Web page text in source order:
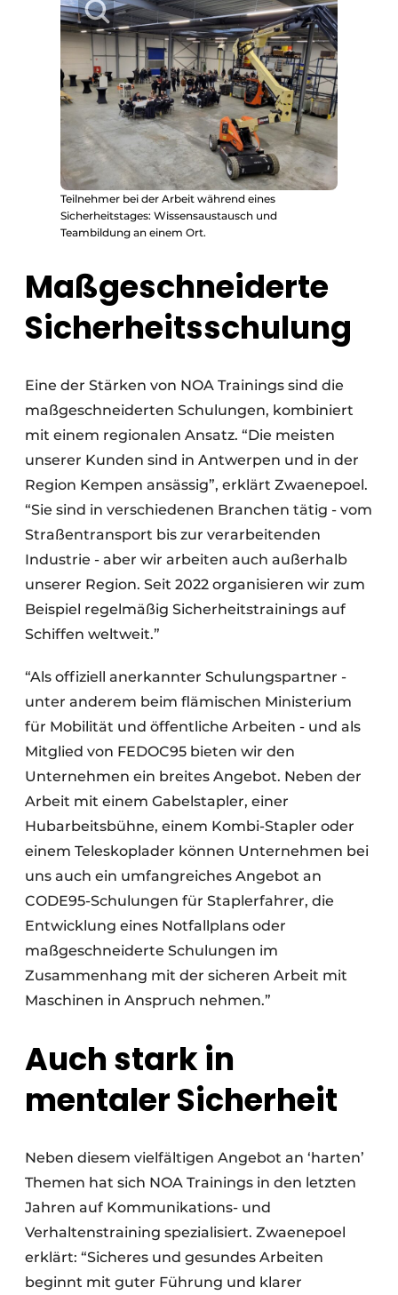
Teilnehmer bei der Arbeit während eines
Sicherheitstages: Wissensaustausch und
Teambildung an einem Ort.
Maßgeschneiderte
Sicherheitsschulung
Eine der Stärken von NOA Trainings sind die
maßgeschneiderten Schulungen, kombiniert
mit einem regionalen Ansatz. “Die meisten
unserer Kunden sind in Antwerpen und in der
Region Kempen ansässig”, erklärt Zwaenepoel.
“Sie sind in verschiedenen Branchen tätig - vom
Straßentransport bis zur verarbeitenden
Industrie - aber wir arbeiten auch außerhalb
unserer Region. Seit 2022 organisieren wir zum
Beispiel regelmäßig Sicherheitstrainings auf
Schiffen weltweit.”
“Als offiziell anerkannter Schulungspartner -
unter anderem beim flämischen Ministerium
für Mobilität und öffentliche Arbeiten - und als
Mitglied von FEDOC95 bieten wir den
Unternehmen ein breites Angebot. Neben der
Arbeit mit einem Gabelstapler, einer
Hubarbeitsbühne, einem Kombi-Stapler oder
einem Teleskoplader können Unternehmen bei
uns auch ein umfangreiches Angebot an
CODE95-Schulungen für Staplerfahrer, die
Entwicklung eines Notfallplans oder
maßgeschneiderte Schulungen im
Zusammenhang mit der sicheren Arbeit mit
Maschinen in Anspruch nehmen.”
Auch stark in
mentaler Sicherheit
Neben diesem vielfältigen Angebot an ‘harten’
Themen hat sich NOA Trainings in den letzten
Jahren auf Kommunikations- und
Verhaltenstraining spezialisiert. Zwaenepoel
erklärt: “Sicheres und gesundes Arbeiten
beginnt mit guter Führung und klarer